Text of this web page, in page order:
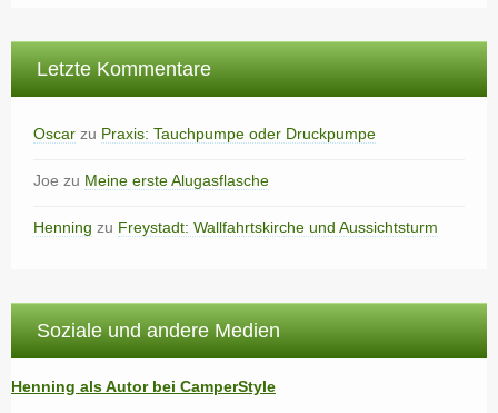
Letzte Kommentare
Oscar zu Praxis: Tauchpumpe oder Druckpumpe
Joe zu Meine erste Alugasflasche
Henning zu Freystadt: Wallfahrtskirche und Aussichtsturm
Soziale und andere Medien
Henning als Autor bei CamperStyle